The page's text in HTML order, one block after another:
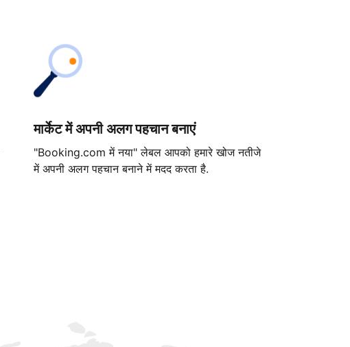
मार्केट में अपनी अलग पहचान बनाएं
"Booking.com में नया" लेबल आपको हमारे खोज नतीजे
में अपनी अलग पहचान बनाने में मदद करता है.